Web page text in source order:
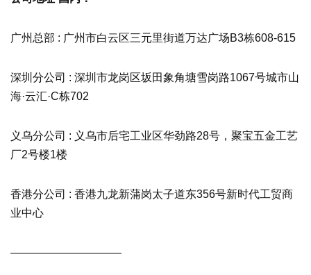
广州总部 : 广州市白云区三元里街道万达广场B3栋608-615
深圳分公司 : 深圳市龙岗区坂田象角塘雪岗路1067号城市山
海·云汇·C栋702
义乌分公司 : 义乌市后宅工业区华劲路28号，聚宝五金工艺
厂2号楼1楼
香港分公司 : 香港九龙新蒲岗太子道东356号新时代工贸商
业中心
——————————